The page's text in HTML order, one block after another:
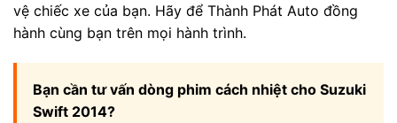
vệ chiếc xe của bạn. Hãy để Thành Phát Auto đồng
hành cùng bạn trên mọi hành trình.
Bạn cần tư vấn dòng phim cách nhiệt cho Suzuki
Swift 2014?